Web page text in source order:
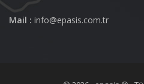
Mail : info@epasis.com.tr